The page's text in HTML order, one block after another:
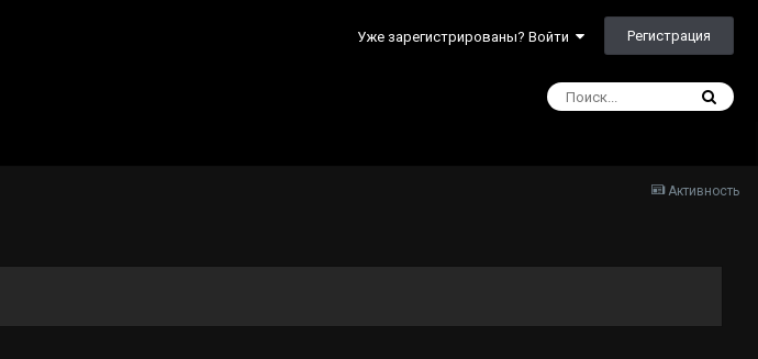
Уже зарегистрированы? Войти Регистрация
Активность